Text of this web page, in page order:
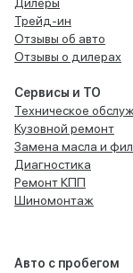
Трейд-ин
Отзывы об авто
Отзывы о дилерах
Сервисы и ТО
Техническое
Кузовной ремонт
Замена масла и
Диагностика
Ремонт КПП
Шиномонтаж
Авто с пробегом